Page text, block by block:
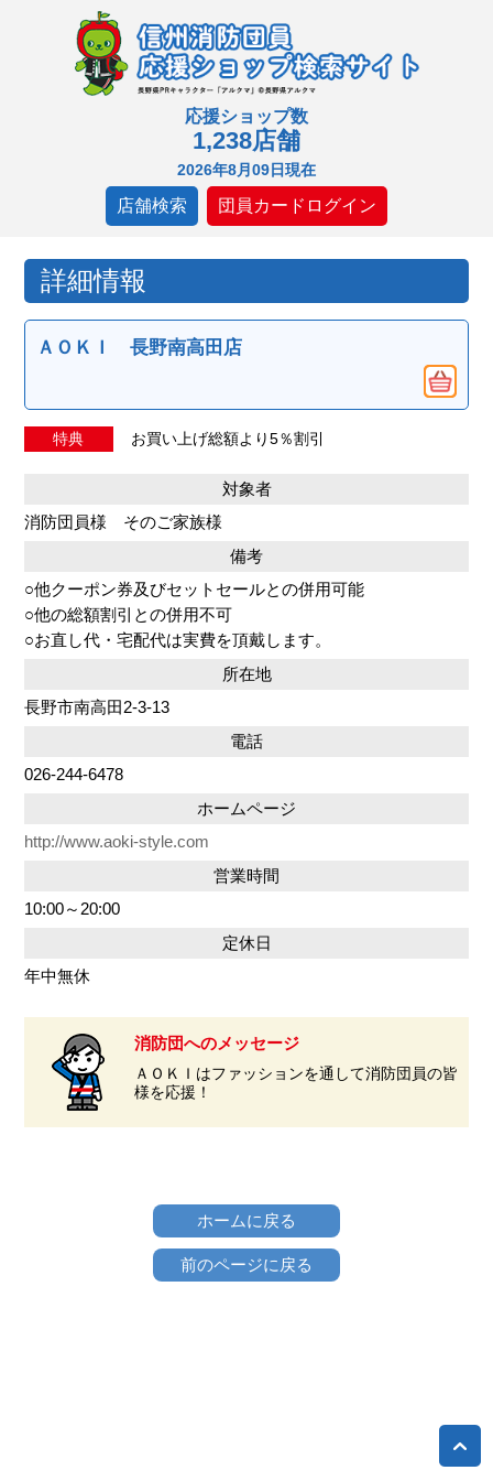
応援ショップ数
1,238店舗
2026年8月09日現在
店舗検索 団員カードログイン
詳細情報
ＡＯＫＩ 長野南高田店
特典 お買い上げ総額より5％割引
対象者
消防団員様 そのご家族様
備考
○他クーポン券及びセットセールとの併用可能
○他の総額割引との併用不可
○お直し代・宅配代は実費を頂戴します。
所在地
長野市南高田2-3-13
電話
026-244-6478
ホームページ
http://www.aoki-style.com
営業時間
10:00～20:00
定休日
年中無休
消防団へのメッセージ
ＡＯＫＩはファッションを通して消防団員の皆
様を応援！
ホームに戻る
前のページに戻る